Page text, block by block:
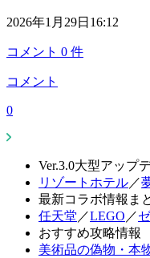
2026年1月29日16:12
コメント 0 件
コメント
0
Ver.3.0大型アップ
リゾートホテル／
最新コラボ情報ま
任天堂 ／LEGO ／
おすすめ攻略情報
美術品の偽物・本